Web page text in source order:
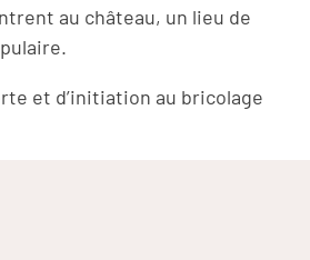
au château, un lieu de
et d’initiation au bricolage